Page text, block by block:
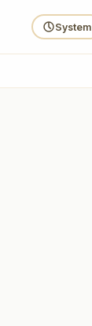
System